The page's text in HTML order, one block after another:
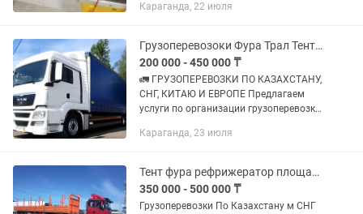
жүктерді уақтылы әрі қауіпсіз
ұйымдастыру...
Караганда, 22 июля
Грузоперевозоки Фура Трал Тент Камаз Логистика Рефрижератора
200 000 - 450 000 ₸
🚛 ГРУЗОПЕРЕВОЗКИ ПО КАЗАХСТАНУ,
СНГ, КИТАЮ И ЕВРОПЕ Предлагаем
услуги по организации грузоперевозки
всему Казахстану ✅ Международные
Караганда, 23 июля
Тент фура рефрижератор площадка газель трал тандем все виды фур
350 000 - 500 000 ₸
Грузоперевозки По Казахстану м СНГ